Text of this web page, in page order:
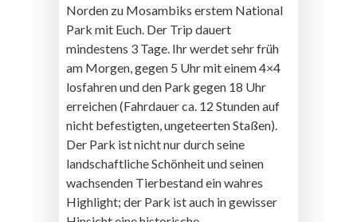
Norden zu Mosambiks erstem National
Park mit Euch. Der Trip dauert
mindestens 3 Tage. Ihr werdet sehr früh
am Morgen, gegen 5 Uhr mit einem 4×4
losfahren und den Park gegen 18 Uhr
erreichen (Fahrdauer ca. 12 Stunden auf
nicht befestigten, ungeteerten Staßen).
Der Park ist nicht nur durch seine
landschaftliche Schönheit und seinen
wachsenden Tierbestand ein wahres
Highlight; der Park ist auch in gewisser